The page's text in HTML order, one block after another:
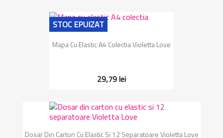
Mapa Cu Elastic A4 Colectia Violetta Love
29,79 lei
STOC EPUIZAT
Dosar Din Carton Cu Elastic Si 12 Separatoare Violetta Love